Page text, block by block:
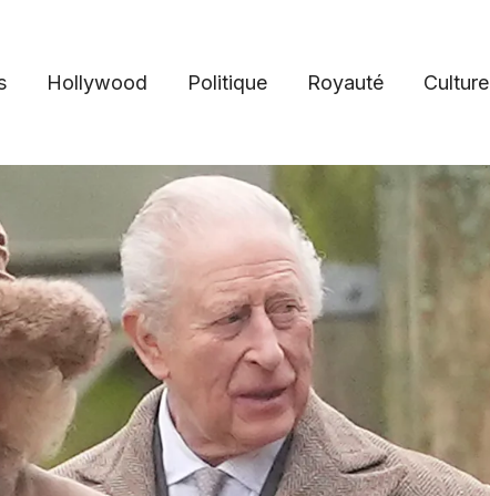
Hollywood Politique Royauté Culture